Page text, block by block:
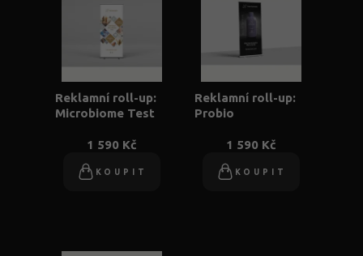
Reklamní roll-up:
Microbiome Test
1 590 Kč
KOUPIT
Reklamní roll-up:
Probio
1 590 Kč
KOUPIT